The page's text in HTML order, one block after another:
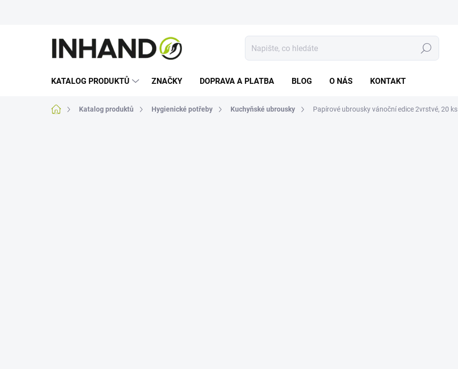
Hledat
KATALOG PRODUKTŮ ZNAČKY DOPRAVA A PLATBA BLOG O NÁS KONTAKT
Domů Katalog produktů Hygienické potřeby Kuchyňské ubrousky Papírové ubrousky vánoční edice 2vrstvé, 20 ks